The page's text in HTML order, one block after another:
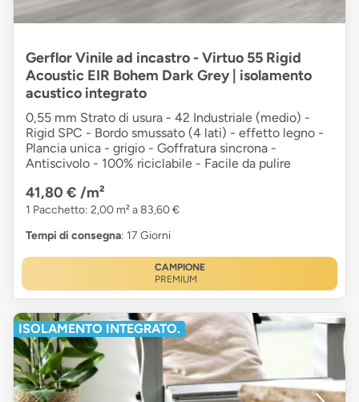
Gerflor Vinile ad incastro - Virtuo 55 Rigid
Acoustic EIR Bohem Dark Grey | isolamento
acustico integrato
0,55 mm Strato di usura - 42 Industriale (medio) -
Rigid SPC - Bordo smussato (4 lati) - effetto legno -
Plancia unica - grigio - Goffratura sincrona -
Antiscivolo - 100% riciclabile - Facile da pulire
41,80 € /m²
1 Pacchetto: 2,00 m² a 83,60 €
Tempi di consegna: 17 Giorni
CAMPIONE
PREMIUM
ISOLAMENTO INTEGRATO.